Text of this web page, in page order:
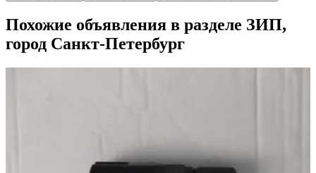
Похожие объявления в разделе ЗИП,
город Санкт-Петербург